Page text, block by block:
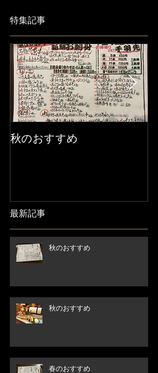
特集記事
秋のおすすめ
最新記事
秋のおすすめ
秋のおすすめ
春のおすすめ